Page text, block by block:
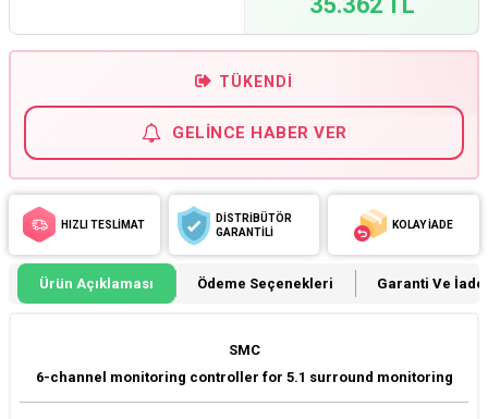
TÜKENDI
GELINCE HABER VER
HIZLI TESLİMAT
DİSTRİBÜTÖR
GARANTİLİ
KOLAY İADE
Ürün Açıklaması Ödeme Seçenekleri Garanti Ve İade
SMC
6-channel monitoring controller for 5.1 surround monitoring